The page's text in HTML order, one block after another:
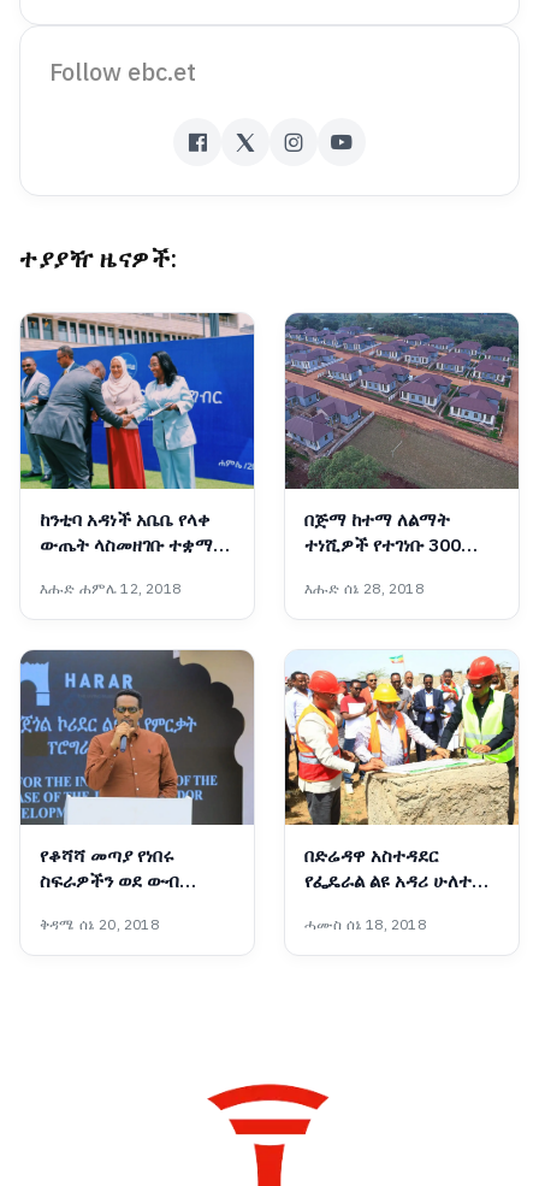
Follow ebc.et
ተያያዥ ዜናዎች:
ከንቲባ አዳነች አቤቤ የላቀ
ውጤት ላስመዘገቡ ተቋማት
እሑድ ሐምሌ 12, 2018
በጅማ ከተማ ለልማት
ተነሺዎች የተገነቡ 300
ለተጠቃሚዎች ተላለፉ
እሑድ ሰኔ 28, 2018
የቆሻሻ መጣያ የነበሩ
ስፍራዎችን ወደ ውብ
- ርዕሰ መስተዳድር ኦርዲን
በድሪ
ቅዳሜ ሰኔ 20, 2018
በድሬዳዋ አስተዳደር
የፌዴራል ልዩ አዳሪ ሁለተኛ
ተጀመረ
ሓሙስ ሰኔ 18, 2018